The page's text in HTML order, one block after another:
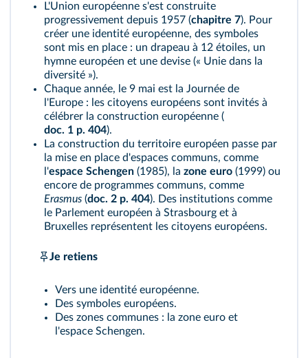
L'Union européenne s'est construite
progressivement depuis 1957 (chapitre 7). Pour
créer une identité européenne, des symboles
sont mis en place : un drapeau à 12 étoiles, un
hymne européen et une devise (« Unie dans la
diversité »).
Chaque année, le 9 mai est la Journée de
l'Europe : les citoyens européens sont invités à
célébrer la construction européenne (
doc. 1 p. 404).
La construction du territoire européen passe par
la mise en place d'espaces communs, comme
l'espace Schengen (1985), la zone euro (1999) ou
encore de programmes communs, comme
Erasmus (doc. 2 p. 404). Des institutions comme
le Parlement européen à Strasbourg et à
Bruxelles représentent les citoyens européens.
Je retiens
Vers une identité européenne.
Des symboles européens.
Des zones communes : la zone euro et
l'espace Schengen.